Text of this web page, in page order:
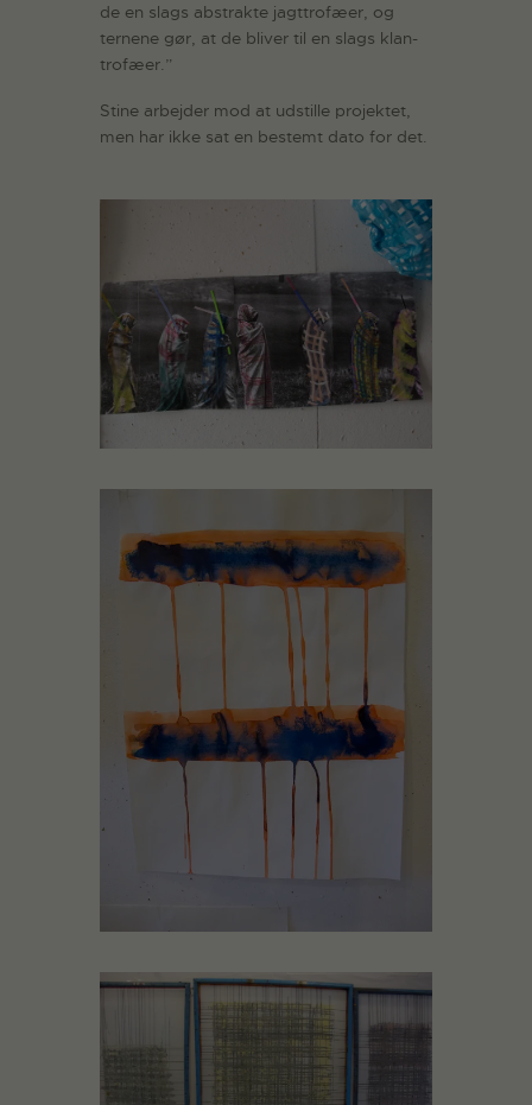
de en slags abstrakte jagttrofæer, og
ternene gør, at de bliver til en slags klan-
trofæer.”
Stine arbejder mod at udstille projektet,
men har ikke sat en bestemt dato for det.